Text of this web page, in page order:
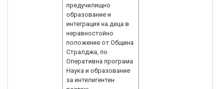
предучилищно
образование и
интеграция на деца в
неравностойно
положение от Община
Стралджа, по
Оперативна програма
Наука и образование
за интелигентен